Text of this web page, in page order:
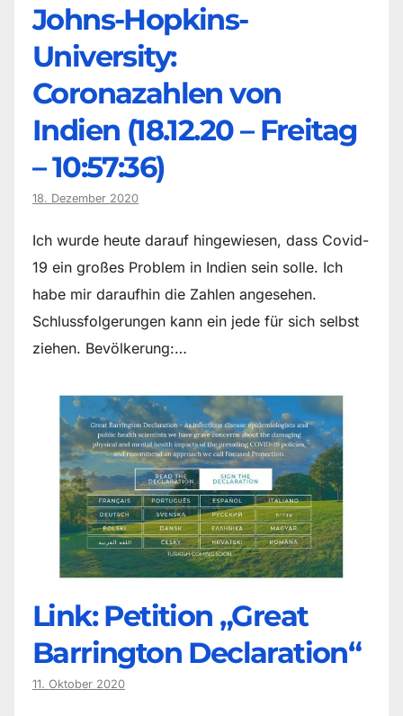
Johns-Hopkins-
University:
Coronazahlen von
Indien (18.12.20 – Freitag
– 10:57:36)
18. Dezember 2020
Ich wurde heute darauf hingewiesen, dass Covid-
19 ein großes Problem in Indien sein solle. Ich
habe mir daraufhin die Zahlen angesehen.
Schlussfolgerungen kann ein jede für sich selbst
ziehen. Bevölkerung:…
Link: Petition „Great
Barrington Declaration“
11. Oktober 2020